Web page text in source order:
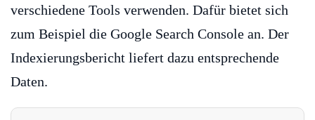
verschiedene Tools verwenden. Dafür bietet sich
zum Beispiel die Google Search Console an. Der
Indexierungsbericht liefert dazu entsprechende
Daten.